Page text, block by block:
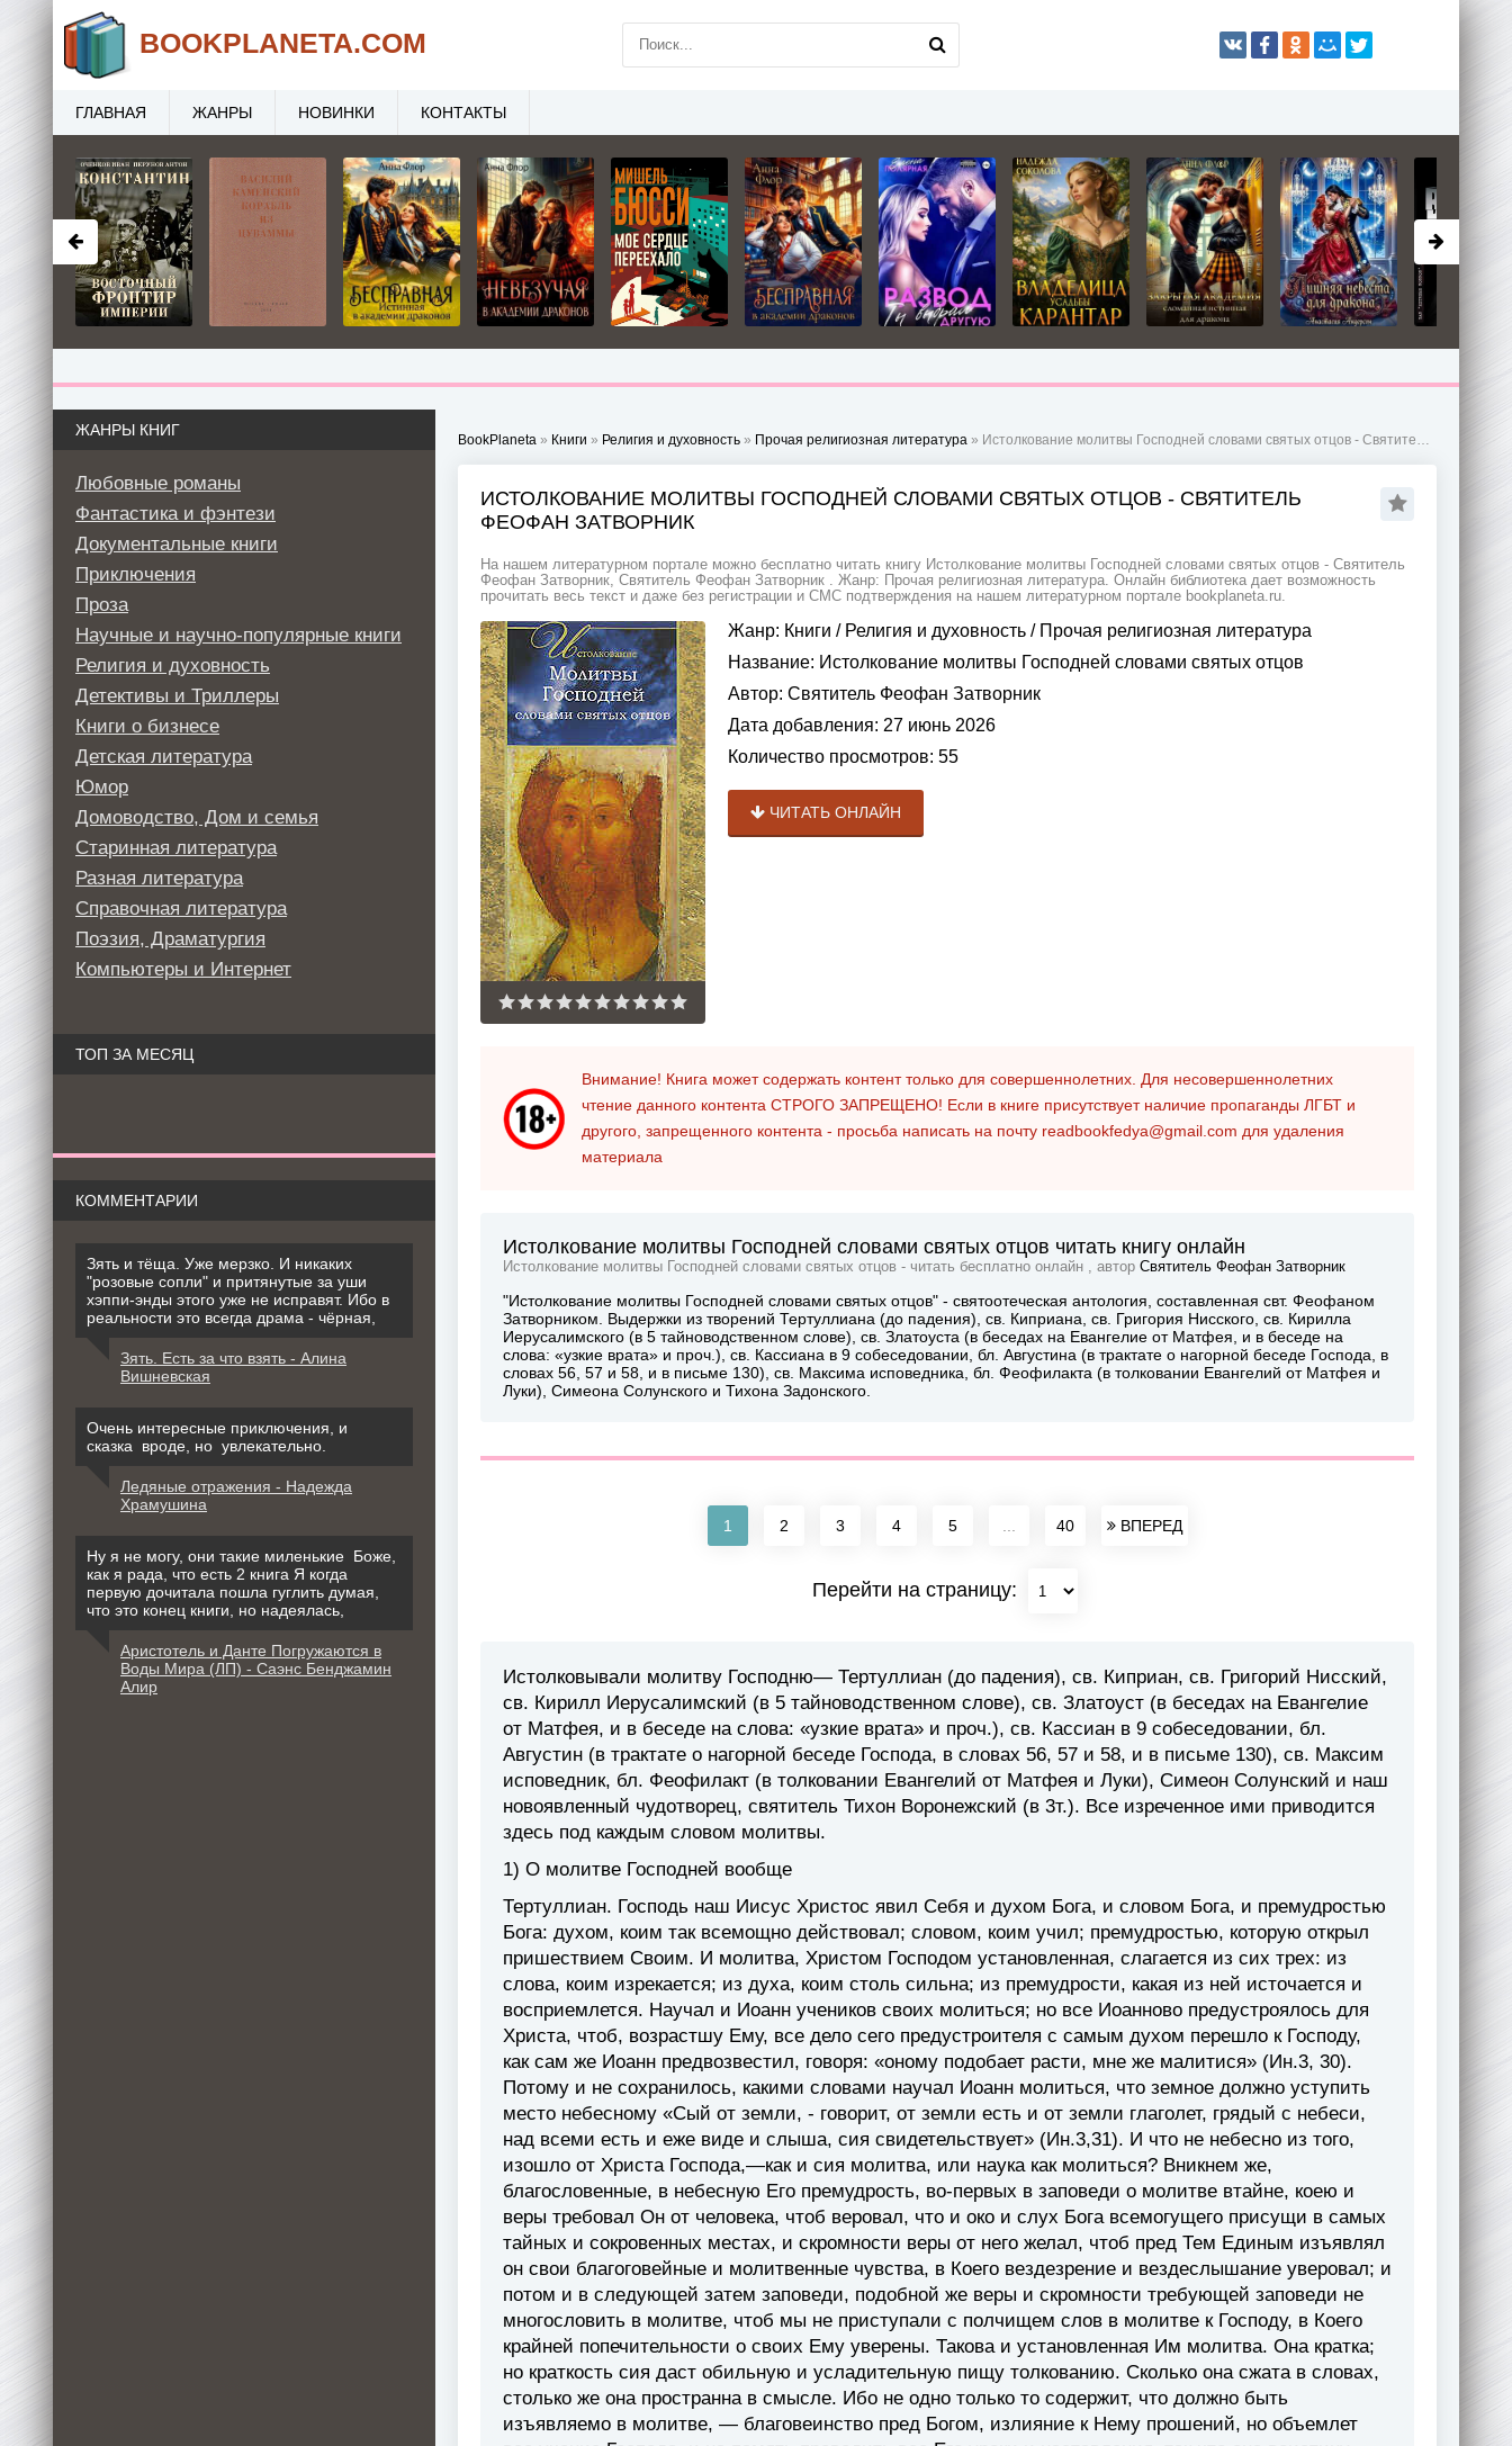
BookPlaneta » Книги » Религия и духовность » Прочая религиозная литература » Истолкование молитвы Господней словами святых отцов - Святитель Феофан Затворник
ИСТОЛКОВАНИЕ МОЛИТВЫ ГОСПОДНЕЙ СЛОВАМИ СВЯТЫХ ОТЦОВ - СВЯТИТЕЛЬ
ФЕОФАН ЗАТВОРНИК
На нашем литературном портале можно бесплатно читать книгу Истолкование молитвы Господней словами святых отцов - Святитель
Феофан Затворник, Святитель Феофан Затворник . Жанр: Прочая религиозная литература. Онлайн библиотека дает возможность
прочитать весь текст и даже без регистрации и СМС подтверждения на нашем литературном портале bookplaneta.ru.
Жанр: Книги / Религия и духовность / Прочая религиозная литература
Название: Истолкование молитвы Господней словами святых отцов
Автор: Святитель Феофан Затворник
Дата добавления: 27 июнь 2026
Количество просмотров: 55
ЧИТАТЬ ОНЛАЙН
Внимание! Книга может содержать контент только для совершеннолетних. Для несовершеннолетних
чтение данного контента СТРОГО ЗАПРЕЩЕНО! Если в книге присутствует наличие пропаганды ЛГБТ и
другого, запрещенного контента - просьба написать на почту readbookfedya@gmail.com для удаления
материала
Истолкование молитвы Господней словами святых отцов читать книгу онлайн
Истолкование молитвы Господней словами святых отцов - читать бесплатно онлайн , автор Святитель Феофан Затворник
"Истолкование молитвы Господней словами святых отцов" - святоотеческая антология, составленная свт. Феофаном
Затворником. Выдержки из творений Тертуллиана (до падения), св. Киприана, св. Григория Нисского, св. Кирилла
Иерусалимского (в 5 тайноводственном слове), св. Златоуста (в беседах на Евангелие от Матфея, и в беседе на
слова: «узкие врата» и проч.), св. Кассиана в 9 собеседовании, бл. Августина (в трактате о нагорной беседе Господа, в
словах 56, 57 и 58, и в письме 130), св. Максима исповедника, бл. Феофилакта (в толковании Евангелий от Матфея и
Луки), Симеона Солунского и Тихона Задонского.
1 2 3 4 5 40 ВПЕРЕД
Перейти на страницу:
Истолковывали молитву Господню— Тертуллиан (до падения), св. Киприан, св. Григорий Нисский,
св. Кирилл Иерусалимский (в 5 тайноводственном слове), св. Златоуст (в беседах на Евангелие
от Матфея, и в беседе на слова: «узкие врата» и проч.), св. Кассиан в 9 собеседовании, бл.
Августин (в трактате о нагорной беседе Господа, в словах 56, 57 и 58, и в письме 130), св. Максим
исповедник, бл. Феофилакт (в толковании Евангелий от Матфея и Луки), Симеон Солунский и наш
новоявленный чудотворец, святитель Ти­хон Воронежский (в 3т.). Все изреченное ими приводится
здесь под каждым словом молитвы.
1) О молитве Господней вообще
Тертуллиан. Господь наш Иисус Христос явил Себя и духом Бога, и словом Бога, и премудростью
Бога: духом, коим так всемощно действовал; сло­вом, коим учил; премудростью, которую открыл
пришествием Своим. И молитва, Христом Господом установленная, слагается из сих трех: из
слова, коим изрекается; из духа, коим столь сильна; из премудрости, какая из ней источается и
восприемлется. Научал и Иоанн учеников своих молиться; но все Иоанново предустроялось для
Христа, чтоб, возрастшу Ему, все дело сего предустроителя с самым духом перешло к Господу,
как сам же Иоанн предвозвестил, говоря: «оному подобает расти, мне же малитися» (Ин.3, 30).
Потому и не сохранилось, какими словами научал Иоанн молиться, что земное должно уступить
место небесному «Сый от земли, - говорит, от земли есть и от земли глаголет, грядый с небеси,
над всеми есть и еже виде и слыша, сия свидетельствует» (Ин.3,31). И что не небесно из того,
изошло от Христа Господа,—как и сия молитва, или наука как молиться? Вникнем же,
благословенные, в небесную Его премудрость, во-первых в заповеди о молитве втайне, коею и
веры требовал Он от человека, чтоб веровал, что и око и слух Бога всемогущего присущи в самых
тайных и сокровенных местах, и скромности веры от него желал, чтоб пред Тем Единым изъявлял
он свои благоговейные и молитвенные чувства, в Коего вездезрение и вездеслышание уверовал; и
потом и в следующей затем заповеди, подобной же веры и скромности требующей заповеди не
многословить в молитве, чтоб мы не приступали с полчищем слов в молитве к Гос­поду, в Коего
крайней попечительности о своих Ему уверены. Такова и установленная Им молитва. Она кратка;
но краткость cия даст обильную и усладитель­ную пищу толкованию. Сколько она сжата в словах,
столько же она пространна в смысле. Ибо не одно только то содержит, что должно быть
изъявляемо в молитве, — благовеинство пред Богом, излияние к Нему прошений, но объемлет
ЖАНРЫ КНИГ
Любовные романы
Фантастика и фэнтези
Документальные книги
Приключения
Проза
Научные и научно-популярные книги
Религия и духовность
Детективы и Триллеры
Книги о бизнесе
Детская литература
Юмор
Домоводство, Дом и семья
Старинная литература
Разная литература
Справочная литература
Поэзия, Драматургия
Компьютеры и Интернет
ТОП ЗА МЕСЯЦ
КОММЕНТАРИИ
Зять и тёща. Уже мерзко. И никаких
"розовые сопли" и притянутые за уши
хэппи-энды этого уже не исправят. Ибо в
реальности это всегда драма - чёрная,
Зять. Есть за что взять - Алина
Вишневская
Очень интересные приключения, и
сказка вроде, но увлекательно.
Ледяные отражения - Надежда
Храмушина
Ну я не могу, они такие миленькие Боже,
как я рада, что есть 2 книга Я когда
первую дочитала пошла гуглить думая,
что это конец книги, но надеялась,
Аристотель и Данте Погружаются в
Воды Мира (ЛП) - Саэнс Бенджамин
Алир
BOOKPLANETA.COM
ГЛАВНАЯ ЖАНРЫ НОВИНКИ КОНТАКТЫ